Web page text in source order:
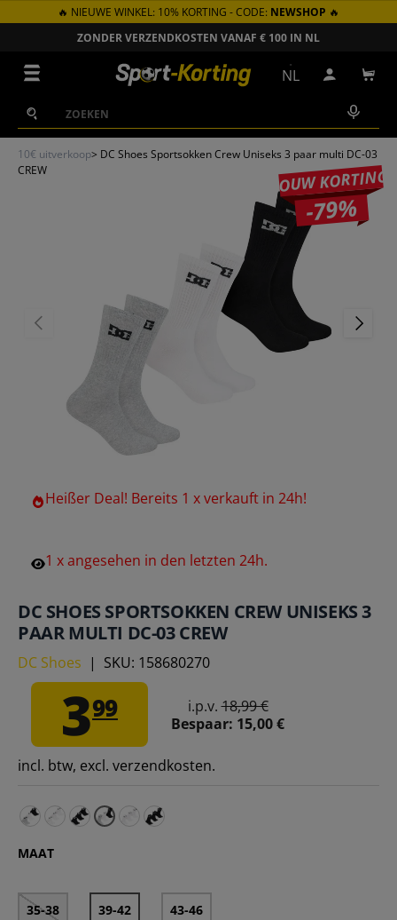
GA NAAR INHOUD
🔥 NIEUWE WINKEL: 10% KORTING - CODE: NEWSHOP 🔥
ZONDER VERZENDKOSTEN VANAF € 100 IN NL
Zoeken
Zoeken
NL Inloggen
10€ uitverkoop> DC Shoes Sportsokken Crew Uniseks 3 paar multi DC-03
CREW
JOUW KORTING
-79%
VORIGE
Heißer Deal! Bereits 1 xverkauft in 24h!
1 xangesehen in den letzten 24h.
DC SHOES SPORTSOKKEN CREW UNISEKS 3
PAAR MULTI DC-03 CREW
DC Shoes | SKU: 158680270
399 i.p.v.18,99 €
Bespaar: 15,00 €
incl. btw, excl. verzendkosten.
MAAT
35-38 39-42 43-46